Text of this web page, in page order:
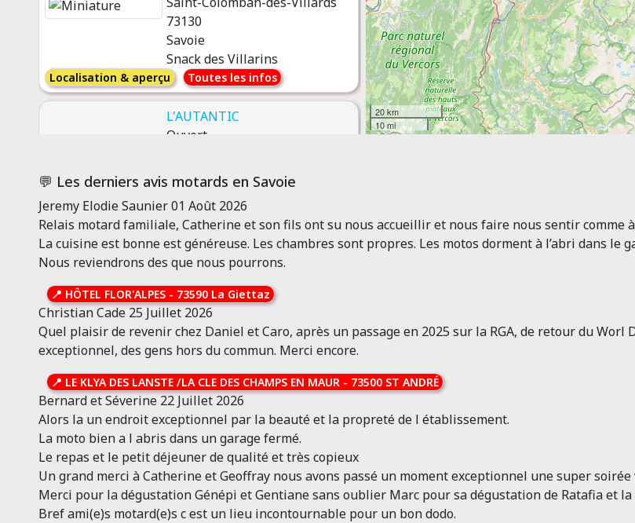
73130
Savoie
Snack des Villarins
Localisation & aperçu Toutes les infos
L'AUTANTIC
Ouvert
Hôtel***
11
avis
Localisation &
aperçu
infos
LE BEAUSEJOUR 73
Ouvert
MONTAIMONT 73130
Savoie
Hôtel* Bar Restaurant
10 avis Localisation & aperçu Toutes les infos
HÔTEL ALPAZUR
Ouvert
LANSLEBOURG-MONT-CENIS
73480
Savoie
Hôtel***- Bar - Restaurant -
Crêperie
20 km
10 mi
💬 Les derniers avis motards en Savoie
Jeremy Elodie Saunier 01 Août 2026
Relais motard familiale, Catherine et son fils ont su nous accueillir et nous faire nous sentir comme
La cuisine est bonne est généreuse. Les chambres sont propres. Les motos dorment à l’abri dans le
Nous reviendrons des que nous pourrons.
📍 HÔTEL FLOR'ALPES - 73590 La Giettaz
Christian Cade 25 Juillet 2026
Quel plaisir de revenir chez Daniel et Caro, après un passage en 2025 sur la RGA, de retour du Worl
exceptionnel, des gens hors du commun. Merci encore.
📍 LE KLYA DES LANSTE /LA CLE DES CHAMPS EN MAUR - 73500 ST ANDRÉ
Bernard et Séverine 22 Juillet 2026
Alors la un endroit exceptionnel par la beauté et la propreté de l établissement.
La moto bien a l abris dans un garage fermé.
Le repas et le petit déjeuner de qualité et très copieux
Un grand merci à Catherine et Geoffray nous avons passé un moment exceptionnel une super
Merci pour la dégustation Génépi et Gentiane sans oublier Marc pour sa dégustation de Ratafia et la
Bref ami(e)s motard(e)s c est un lieu incontournable pour un bon dodo.